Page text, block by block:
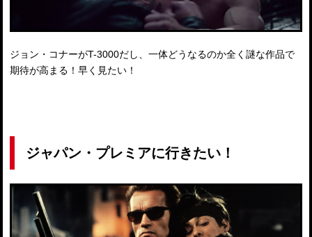
ジョン・コナーがT-3000だし、一体どうなるのか全く謎な作品で
期待が高まる！早く見たい！
ジャパン・プレミアに行きたい！